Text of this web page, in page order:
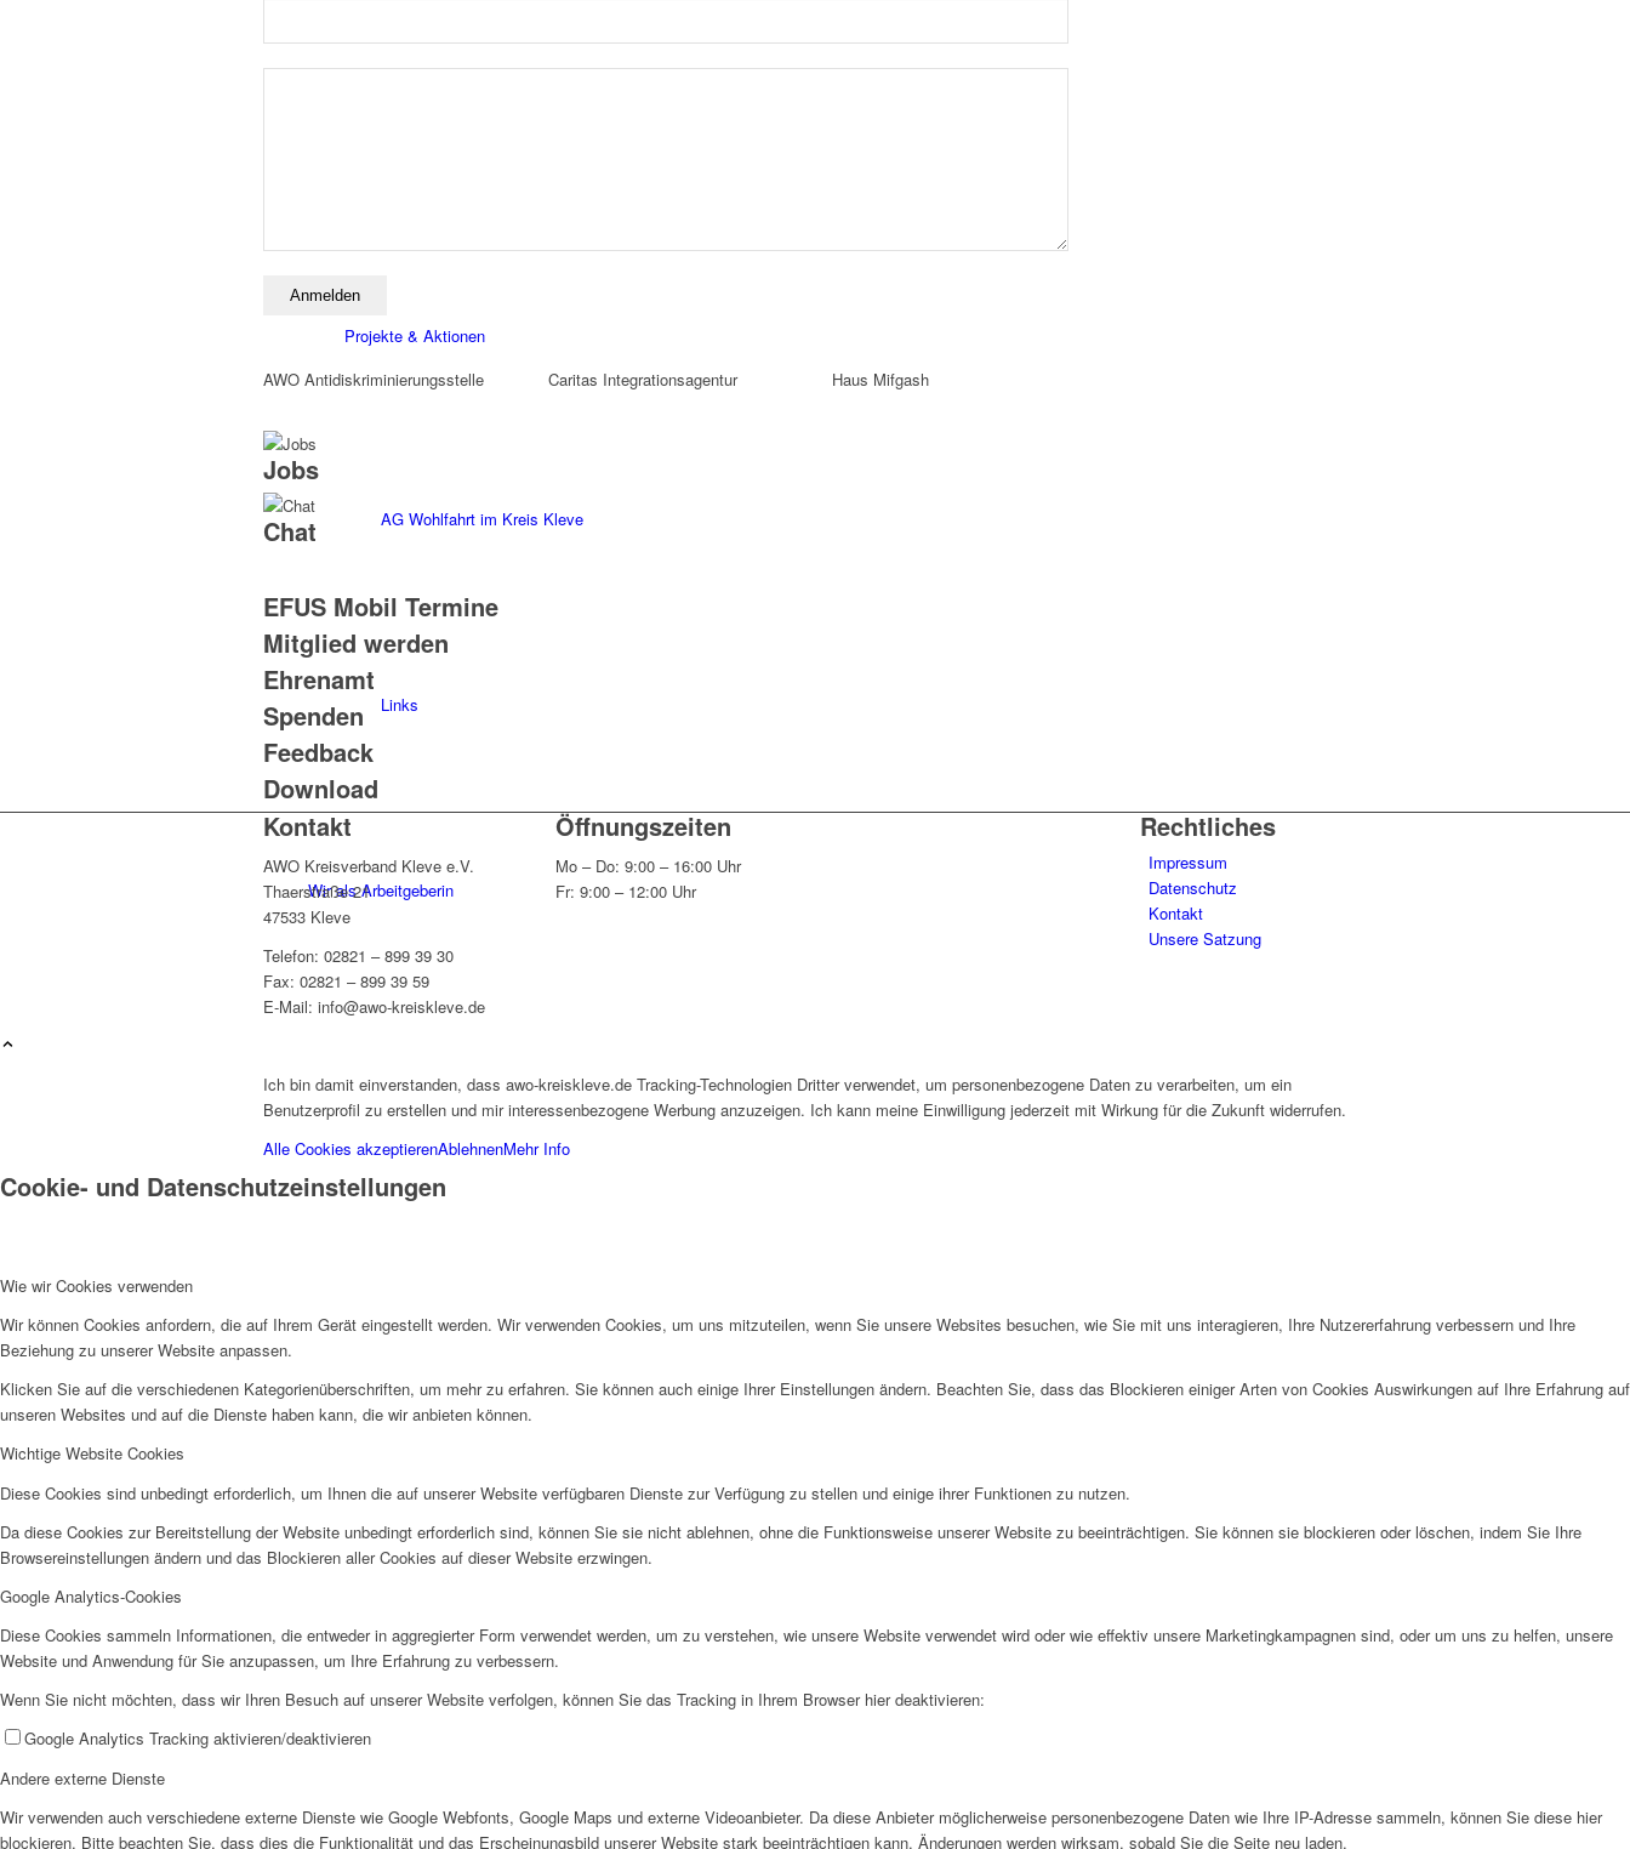
Projekte & Aktionen
AG Wohlfahrt im Kreis Kleve
Links
Wir als Arbeitgeberin
Mitglied werden
Feedback
Ortsvereine
AWO Antidiskriminierungsstelle Caritas Integrationsagentur Haus Mifgash
Jobs
Chat
EFUS Mobil Termine
Mitglied werden
Ehrenamt
Spenden
Feedback
Download
Kontakt
AWO Kreisverband Kleve e.V.
Thaerstraße 21
47533 Kleve
Telefon: 02821 – 899 39 30
Fax: 02821 – 899 39 59
E-Mail: info@awo-kreiskleve.de
Öffnungszeiten
Mo – Do: 9:00 – 16:00 Uhr
Fr: 9:00 – 12:00 Uhr
Rechtliches
Impressum
Datenschutz
Kontakt
Unsere Satzung
Ich bin damit einverstanden, dass awo-kreiskleve.de Tracking-Technologien Dritter verwendet, um personenbezogene Daten zu verarbeiten, um ein
Benutzerprofil zu erstellen und mir interessenbezogene Werbung anzuzeigen. Ich kann meine Einwilligung jederzeit mit Wirkung für die Zukunft widerrufen.
Alle Cookies akzeptierenAblehnenMehr Info
Cookie- und Datenschutzeinstellungen
Wie wir Cookies verwenden
Wir können Cookies anfordern, die auf Ihrem Gerät eingestellt werden. Wir verwenden Cookies, um uns mitzuteilen, wenn Sie unsere Websites besuchen, wie Sie mit uns interagieren, Ihre Nutzererfahrung verbessern und Ihre
Beziehung zu unserer Website anpassen.
Klicken Sie auf die verschiedenen Kategorienüberschriften, um mehr zu erfahren. Sie können auch einige Ihrer Einstellungen ändern. Beachten Sie, dass das Blockieren einiger Arten von Cookies Auswirkungen auf Ihre Erfahrung auf
unseren Websites und auf die Dienste haben kann, die wir anbieten können.
Wichtige Website Cookies
Diese Cookies sind unbedingt erforderlich, um Ihnen die auf unserer Website verfügbaren Dienste zur Verfügung zu stellen und einige ihrer Funktionen zu nutzen.
Da diese Cookies zur Bereitstellung der Website unbedingt erforderlich sind, können Sie sie nicht ablehnen, ohne die Funktionsweise unserer Website zu beeinträchtigen. Sie können sie blockieren oder löschen, indem Sie Ihre
Browsereinstellungen ändern und das Blockieren aller Cookies auf dieser Website erzwingen.
Google Analytics-Cookies
Diese Cookies sammeln Informationen, die entweder in aggregierter Form verwendet werden, um zu verstehen, wie unsere Website verwendet wird oder wie effektiv unsere Marketingkampagnen sind, oder um uns zu helfen, unsere
Website und Anwendung für Sie anzupassen, um Ihre Erfahrung zu verbessern.
Wenn Sie nicht möchten, dass wir Ihren Besuch auf unserer Website verfolgen, können Sie das Tracking in Ihrem Browser hier deaktivieren:
Google Analytics Tracking aktivieren/deaktivieren
Andere externe Dienste
Wir verwenden auch verschiedene externe Dienste wie Google Webfonts, Google Maps und externe Videoanbieter. Da diese Anbieter möglicherweise personenbezogene Daten wie Ihre IP-Adresse sammeln, können Sie diese hier
blockieren. Bitte beachten Sie, dass dies die Funktionalität und das Erscheinungsbild unserer Website stark beeinträchtigen kann. Änderungen werden wirksam, sobald Sie die Seite neu laden.